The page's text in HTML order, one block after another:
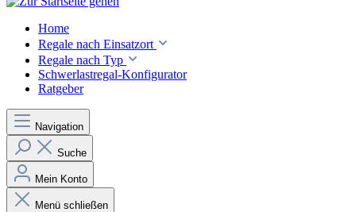
Home
Regale nach Einsatzort
Regale nach Typ
Schwerlastregal-Konfigurator
Ratgeber
Navigation
Suche
Mein Konto
Menü schließen